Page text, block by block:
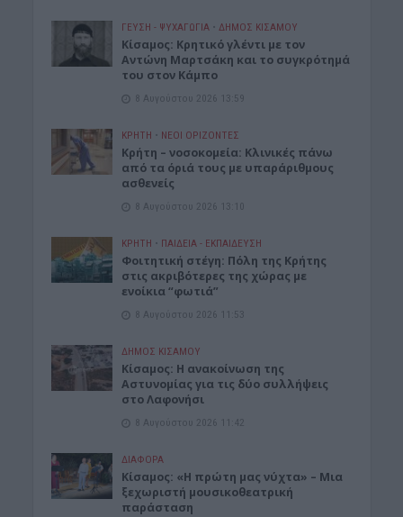
ΓΕΎΣΗ - ΨΥΧΑΓΩΓΊΑ • ΔΉΜΟΣ ΚΙΣΆΜΟΥ
Kίσαμος: Κρητικό γλέντι με τον
Αντώνη Μαρτσάκη και το συγκρότημά
του στον Κάμπο
8 Αυγούστου 2026 13:59
ΚΡΗΤΗ • ΝΕΟΙ ΟΡΙΖΟΝΤΕΣ
Κρήτη – νοσοκομεία: Κλινικές πάνω
από τα όριά τους με υπαράριθμους
ασθενείς
8 Αυγούστου 2026 13:10
ΚΡΗΤΗ • ΠΑΙΔΕΙΑ - ΕΚΠΑΙΔΕΥΣΗ
Φοιτητική στέγη: Πόλη της Κρήτης
στις ακριβότερες της χώρας με
ενοίκια “φωτιά”
8 Αυγούστου 2026 11:53
ΔΉΜΟΣ ΚΙΣΆΜΟΥ
Κίσαμος: Η ανακοίνωση της
Αστυνομίας για τις δύο συλλήψεις
στο Λαφονήσι
8 Αυγούστου 2026 11:42
ΔΙΆΦΟΡΑ
Κίσαμος: «Η πρώτη μας νύχτα» – Μια
ξεχωριστή μουσικοθεατρική
παράσταση